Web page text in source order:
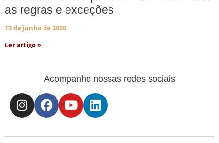
as regras e exceções
12 de junho de 2026
Ler artigo »
Acompanhe nossas redes sociais